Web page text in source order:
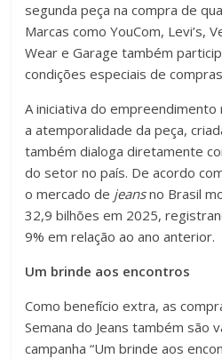
segunda peça na compra de
Marcas como YouCom, Levi’s,
Wear e Garage também
condições especiais de
A iniciativa do empreendimento
a atemporalidade da peça,
também dialoga diretamente
do setor no país. De acordo
o mercado de jeansno Brasil
32,9 bilhões em 2025,
9% em relação ao ano anterior.
Um brinde aos encontros
Como benefício extra, as
Semana do Jeans também são
campanha “Um brinde aos